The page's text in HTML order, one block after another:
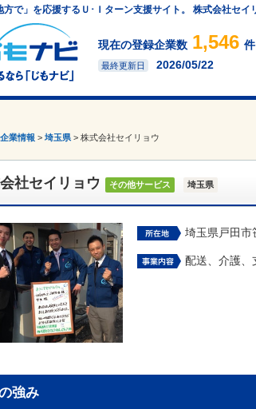
方で」を応援するＵ･Ｉターン支援サイト。 株式会社セイ
現在の登録企業数 1,546 件
最終更新日 2026/05/22
業情報 > 埼玉県 > 株式会社セイリョウ
社セイリョウ その他サービス 埼玉県
埼玉県戸田
配送、介護、
強み